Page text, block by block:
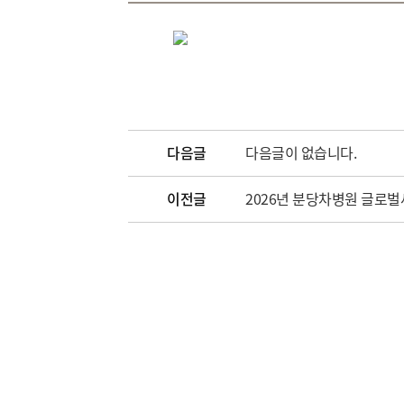
다음글 다음글이 없습니다.
이전글 2026년 분당차병원 글로